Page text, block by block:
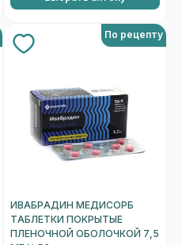
По рецепту
ИВАБРАДИН МЕДИСОРБ
ТАБЛЕТКИ ПОКРЫТЫЕ
ПЛЕНОЧНОЙ ОБОЛОЧКОЙ 7,5